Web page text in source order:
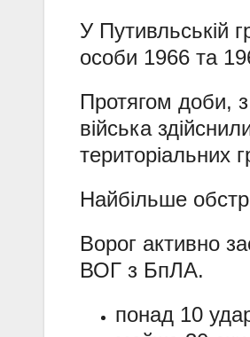
У Путивльській
особи 1966 та
Протягом доби,
війська
територіальних
Найбільше
Ворог активно
ВОГ з БпЛА.
понад 10